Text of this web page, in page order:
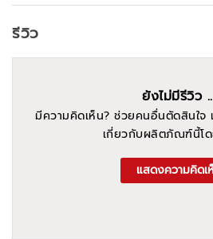
รีวิว
ยังไม่มีรีวิว
มีความคิดเห็น? ช่วยคนอื่นตัดสินใ
เกี่ยวกับผลิตภัณฑ์นี้โ
แสดงความคิดเ